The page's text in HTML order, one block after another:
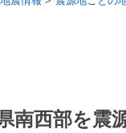
南西部を震